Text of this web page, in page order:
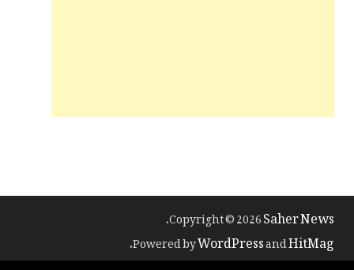
Copyright © 2026Saher News
.
Powered byWordPressandHitMag
.